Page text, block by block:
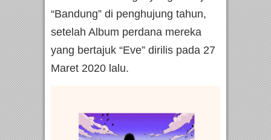
“Bandung” di penghujung tahun,
setelah Album perdana mereka
yang bertajuk “Eve” dirilis pada 27
Maret 2020 lalu.